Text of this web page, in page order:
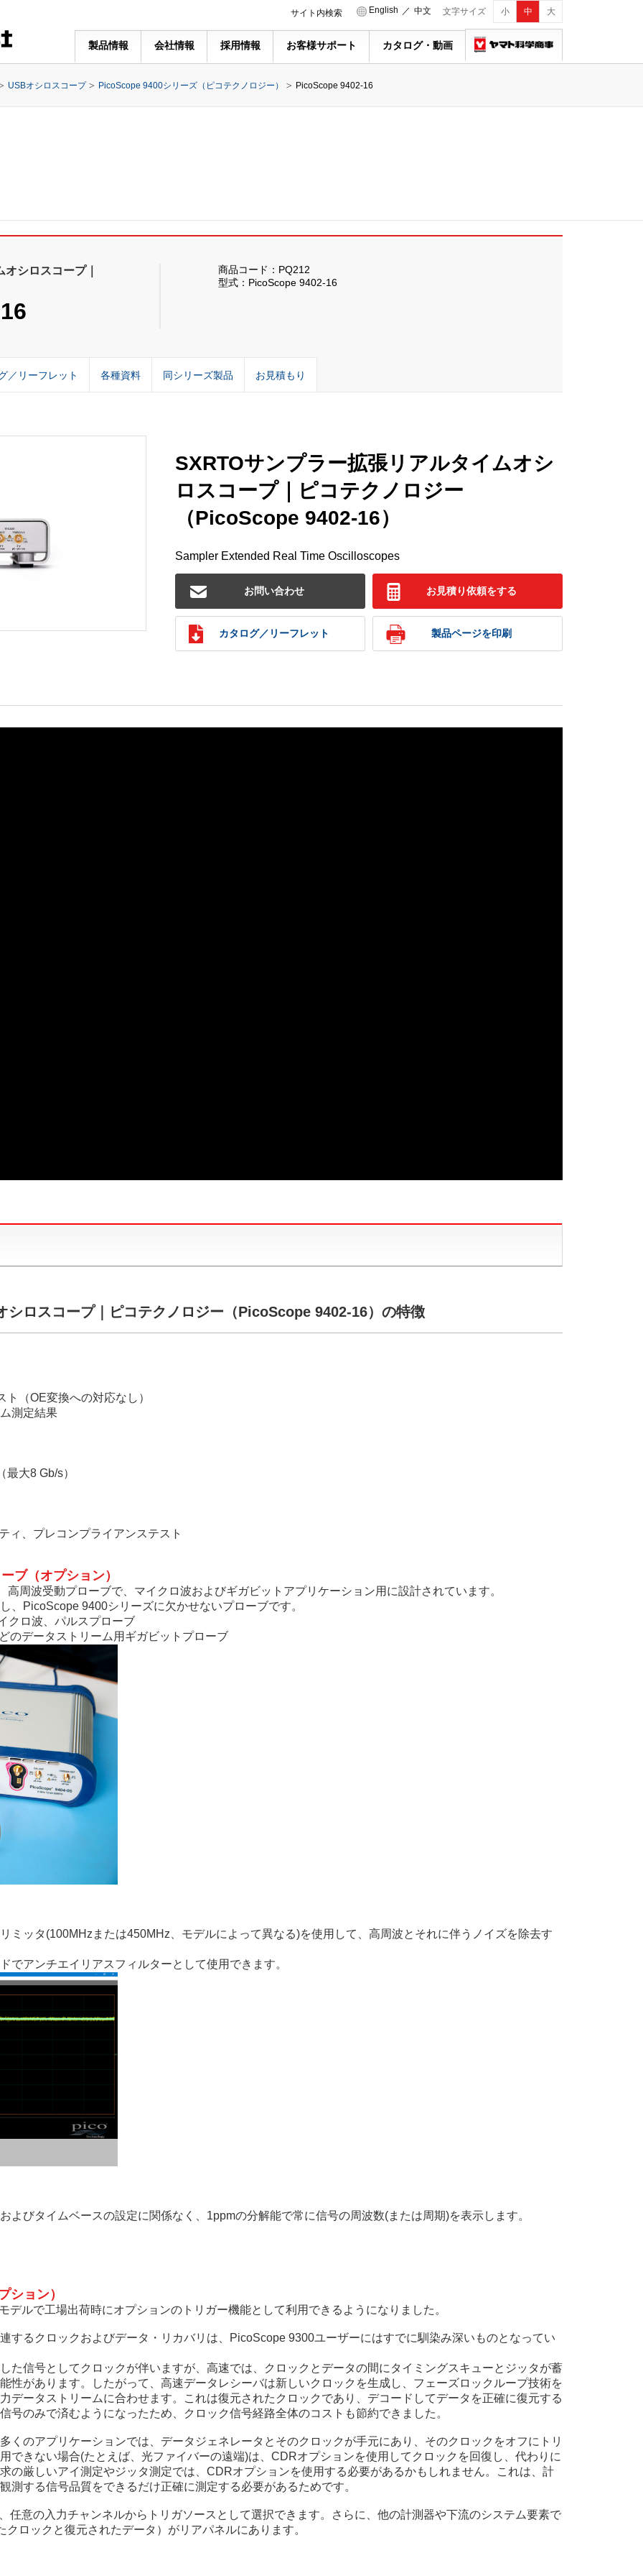
文字サイズ 小 中 大
English ／ 中文
サイト内検索
製品情報 会社情報 採用情報 お客様サポート カタログ・動画
USBオシロスコープ PicoScope 9400シリーズ（ピコテクノロジー） PicoScope 9402-16
シロスコープ｜
商品コード：PQ212
型式：PicoScope 9402-16
／リーフレット 各種資料 同シリーズ製品 お見積もり
SXRTOサンプラー拡張リアルタイムオシ
ロスコープ｜ピコテクノロジー
（PicoScope 9402-16）
Sampler Extended Real Time Oscilloscopes
お問い合わせ お見積り依頼をする
カタログ／リーフレット 製品ページを印刷
シロスコープ｜ピコテクノロジー（PicoScope 9402-16）の特徴
（OE変換への対応なし）
測定結果
大8 Gb/s）
ィ、プレコンプライアンステスト
ブ（オプション）
周波受動プローブで、マイクロ波およびギガビットアプリケーション用に設計されています。
、PicoScope 9400シリーズに欠かせないプローブです。
クロ波、パルスプローブ
のデータストリーム用ギガビットプローブ
ミッタ(100MHzまたは450MHz、モデルによって異なる)を使用して、高周波とそれに伴うノイズを除去す
でアンチエイリアスフィルターとして使用できます。
よびタイムベースの設定に関係なく、1ppmの分解能で常に信号の周波数(または周期)を表示します。
ョン）
ルで工場出荷時にオプションのトリガー機能として利用できるようになりました。
するクロックおよびデータ・リカバリは、PicoScope 9300ユーザーにはすでに馴染み深いものとなってい
た信号としてクロックが伴いますが、高速では、クロックとデータの間にタイミングスキューとジッタが蓄
性があります。したがって、高速データレシーバは新しいクロックを生成し、フェーズロックループ技術を
データストリームに合わせます。これは復元されたクロックであり、デコードしてデータを正確に復元する
号のみで済むようになったため、クロック信号経路全体のコストも節約できました。
くのアプリケーションでは、データジェネレータとそのクロックが手元にあり、そのクロックをオフにトリ
できない場合(たとえば、光ファイバーの遠端)は、CDRオプションを使用してクロックを回復し、代わりに
の厳しいアイ測定やジッタ測定では、CDRオプションを使用する必要があるかもしれません。これは、計
測する信号品質をできるだけ正確に測定する必要があるためです。
任意の入力チャンネルからトリガソースとして選択できます。さらに、他の計測器や下流のシステム要素で
ロックと復元されたデータ）がリアパネルにあります。